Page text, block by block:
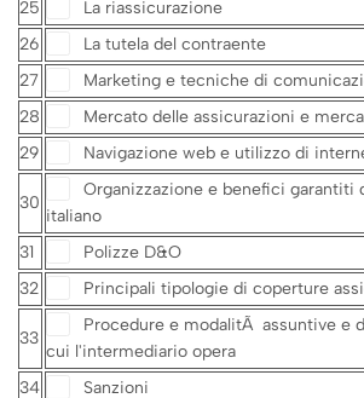
25
La riassicurazione
26
La tutela del contraente
27
Marketing e tecniche di
28
Mercato delle assicurazioni e
29
Navigazione web e utilizzo di
30
Organizzazione e benefici
italiano
31 Polizze D&O
32
Principali tipologie di coperture
33
Procedure e modalitÃ assuntive e
cui l'intermediario opera
34 Sanzioni